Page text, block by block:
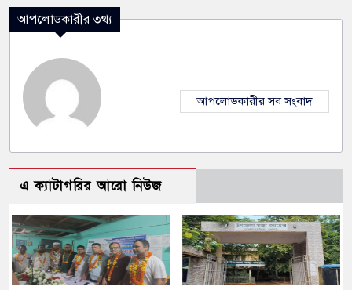
আপলোডকারীর তথ্য
আপলোডকারীর সব সংবাদ
এ ক্যাটাগরির আরো নিউজ